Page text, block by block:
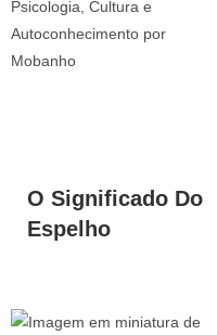
O Significado Do
Espelho